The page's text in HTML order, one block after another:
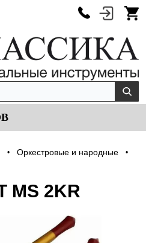
• Оркестровые и народные •
MS 2KR